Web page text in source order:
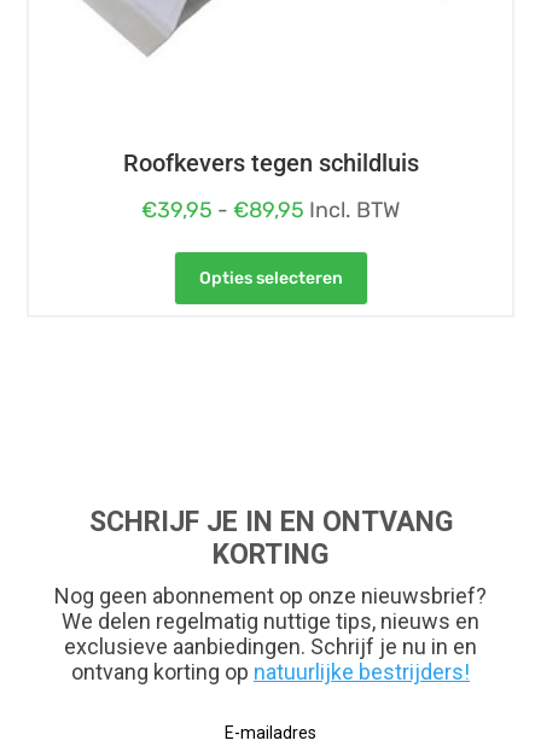
Roofkevers tegen schildluis
€39,95 - €89,95 Prijsklasse:
tot
€89,95
Incl. BTW
Opties selecteren
gekozen
productpagina